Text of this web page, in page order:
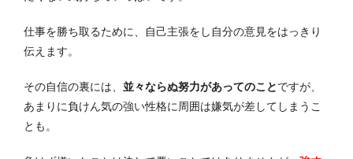
仕事を勝ち取るために、自己主張をし自分の意見をはっきり
伝えます。
その自信の裏には、 並々ならぬ努力があってのことですが、
あまりに負けん気の強い性格に周囲は嫌気が差してしまうこ
とも。